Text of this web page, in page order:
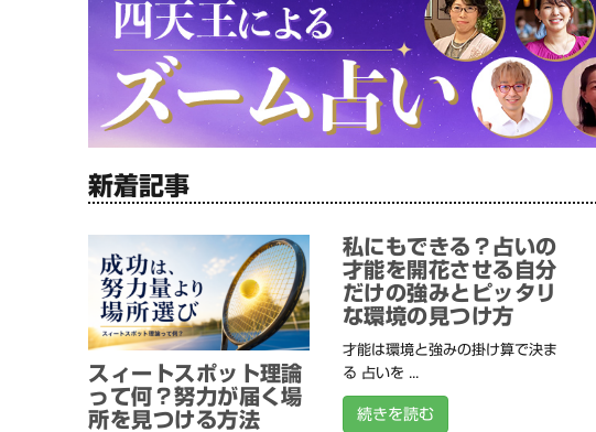
新着記事
スィートスポット理論
って何？努力が届く場
所を見つける方法
私にもできる？占いの
才能を開花させる自分
だけの強みとピッタリ
な環境の見つけ方
才能は環境と強みの掛け算で決ま
る 占いを ...
続きを読む